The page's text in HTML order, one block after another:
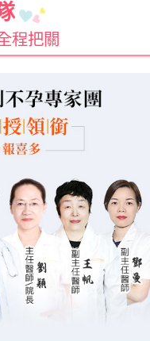
程把關